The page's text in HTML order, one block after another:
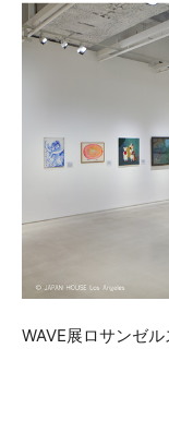
WAVE展ロサンゼ